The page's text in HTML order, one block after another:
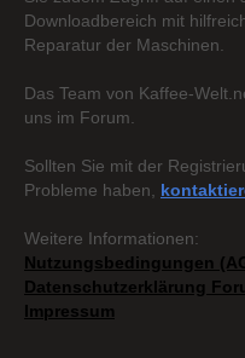
Downloadbereich mit
Reparatur der Maschinen.
Das Team von Kaffee-
uns im Forum.
Sollten Sie mit der
Probleme haben,
Weitere Informationen:
Nutzungsbedingungen
Datenschutzerklärung
Impressum